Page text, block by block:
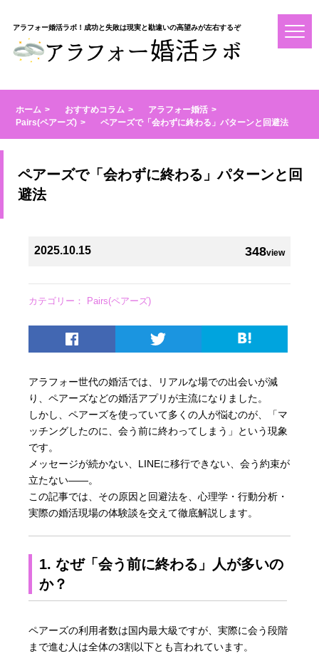
アラフォー婚活ラボ！成功と失敗は現実と勘違いの高望みが左右するぞ
ホーム おすすめコラム
アラフォー婚活
Pairs(ペアーズ)
ペアーズで「会わずに終わる」パターンと回避法
ペアーズで「会わずに終わる」パターンと回
避法
348view
2025.10.15
カテゴリー： Pairs(ペアーズ)
アラフォー世代の婚活では、リアルな場での出会いが減
り、ペアーズなどの婚活アプリが主流になりました。
しかし、ペアーズを使っていて多くの人が悩むのが、「マ
ッチングしたのに、会う前に終わってしまう」という現象
です。
メッセージが続かない、LINEに移行できない、会う約束が
立たない――。
この記事では、その原因と回避法を、心理学・行動分析・
実際の婚活現場の体験談を交えて徹底解説します。
1. なぜ「会う前に終わる」人が多いの
か？
ペアーズの利用者数は国内最大級ですが、実際に会う段階
まで進む人は全体の3割以下とも言われています。